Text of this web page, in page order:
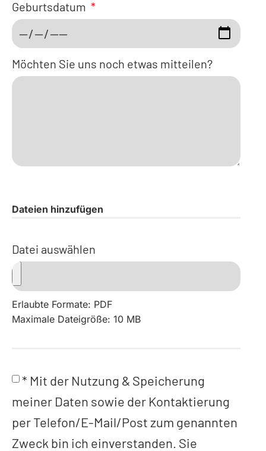
Geburtsdatum
Möchten Sie uns noch etwas mitteilen?
Dateien hinzufügen
Datei auswählen
Erlaubte Formate: PDF
Maximale Dateigröße: 10 MB
* Mit der Nutzung & Speicherung
meiner Daten sowie der Kontaktierung
per Telefon/E-Mail/Post zum genannten
Zweck bin ich einverstanden. Sie